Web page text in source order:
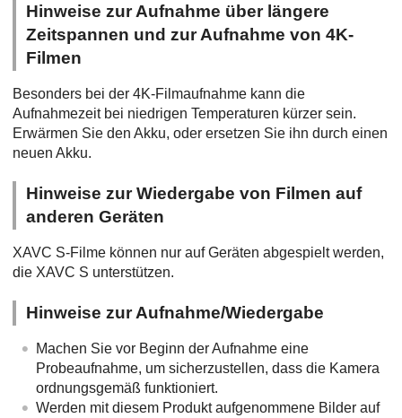
Hinweise zur Aufnahme über längere
Zeitspannen und zur Aufnahme von 4K-
Filmen
Besonders bei der 4K-Filmaufnahme kann die
Aufnahmezeit bei niedrigen Temperaturen kürzer sein.
Erwärmen Sie den Akku, oder ersetzen Sie ihn durch einen
neuen Akku.
Hinweise zur Wiedergabe von Filmen auf
anderen Geräten
XAVC S-Filme können nur auf Geräten abgespielt werden,
die XAVC S unterstützen.
Hinweise zur Aufnahme/Wiedergabe
Machen Sie vor Beginn der Aufnahme eine
Probeaufnahme, um sicherzustellen, dass die Kamera
ordnungsgemäß funktioniert.
Werden mit diesem Produkt aufgenommene Bilder auf